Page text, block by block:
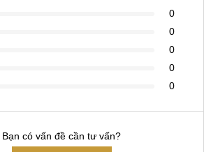
0
0
0
0
0
Bạn có vấn đề cần tư vấn?